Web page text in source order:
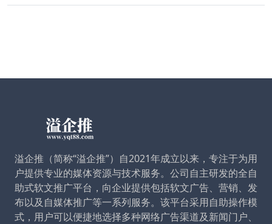
溢企推（简称“溢企推”）自2021年成立以来，专注于为用
户提供专业的媒体资源与技术服务。公司自主研发的全自
助式软文推广平台，向企业提供包括软文广告、营销、发
布以及自媒体推广等一系列服务。该平台采用自助操作模
式，用户可以便捷地选择多种网络广告渠道及新闻门户、